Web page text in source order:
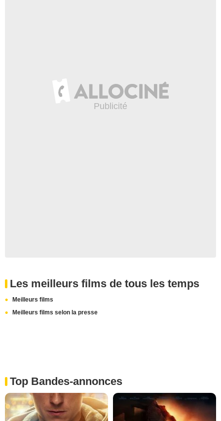
Les meilleurs films de tous les temps
Meilleurs films
Meilleurs films selon la presse
Top Bandes-annonces